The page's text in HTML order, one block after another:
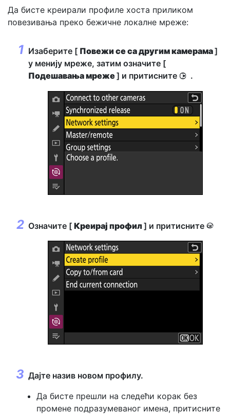
Да бисте креирали профиле хоста приликом
повезивања преко бежичне локалне мреже:
Изаберите [ Повежи се са другим камерама]
у менију мреже, затим означите [
Подешавања мреже] и притисните 2 .
Означите [ Креирај профил] и притисните J
Дајте назив новом профилу.
Да бисте прешли на следећи корак без
промене подразумеваног имена, притисните